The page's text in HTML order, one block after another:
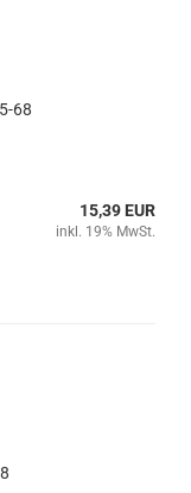
68
15,39 EUR
inkl. 19% MwSt.